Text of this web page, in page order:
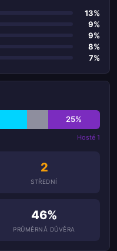
13%
9%
9%
8%
7%
25%
Hosté 1
2
STŘEDNÍ
46%
PRŮMĚRNÁ DŮVĚRA